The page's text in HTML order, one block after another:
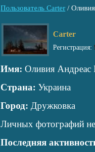
Пользователь Carter /
Carter
Регистрация:
Имя: Оливия Андреас
Страна: Украина
Город: Дружковка
Личных фотографий
Последняя